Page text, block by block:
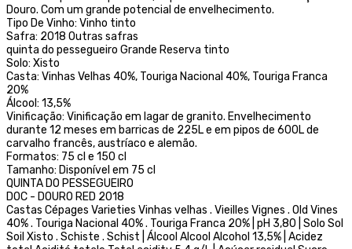
Douro. Com um grande potencial de envelhecimento.
Tipo De Vinho: Vinho tinto
Safra: 2018 Outras safras
quinta do pessegueiro Grande Reserva tinto
Solo: Xisto
Casta: Vinhas Velhas 40%, Touriga Nacional 40%, Touriga Franca
20%
Álcool: 13,5%
Vinificação: Vinificação em lagar de granito. Envelhecimento
durante 12 meses em barricas de 225L e em pipos de 600L de
carvalho francês, austríaco e alemão.
Formatos: 75 cl e 150 cl
Tamanho: Disponível em 75 cl
QUINTA DO PESSEGUEIRO
DOC - DOURO RED 2018
Castas Cépages Varieties Vinhas velhas . Vieilles Vignes . Old Vines
40% . Touriga Nacional 40% . Touriga Franca 20% | pH 3,80 | Solo Sol
Soil Xisto . Schiste . Schist | Álcool Alcool Alcohol 13,5% | Acidez